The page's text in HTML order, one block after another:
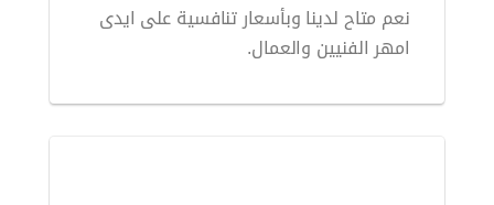
نعم متاح لدينا وبأسعار تنافسية على ايدى
امهر الفنيين والعمال.